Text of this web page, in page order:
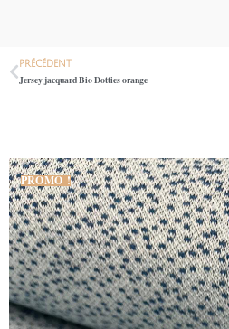
PRÉCÉDENT
Jersey jacquard Bio Dotties orange
PROMO !